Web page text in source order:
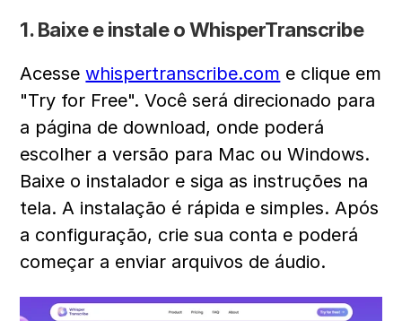
1. Baixe e instale o WhisperTranscribe
Acesse whispertranscribe.com e clique em
"Try for Free". Você será direcionado para
a página de download, onde poderá
escolher a versão para Mac ou Windows.
Baixe o instalador e siga as instruções na
tela. A instalação é rápida e simples. Após
a configuração, crie sua conta e poderá
começar a enviar arquivos de áudio.